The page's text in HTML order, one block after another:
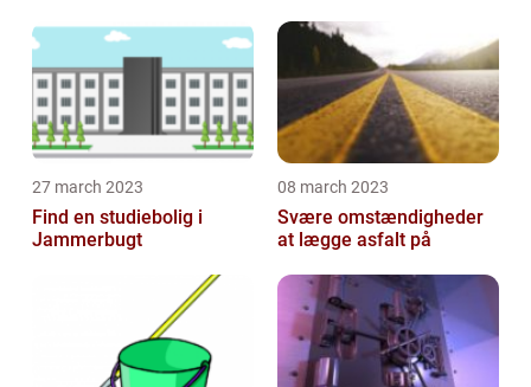
27 march 2023
Find en studiebolig i
Jammerbugt
08 march 2023
Svære omstændigheder
at lægge asfalt på